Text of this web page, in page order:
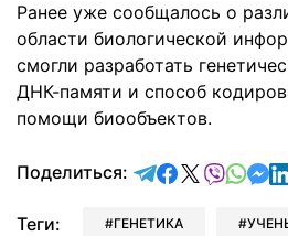
Ранее уже сообщалось о
области биологической
смогли разработать
ДНК-памяти и способ
помощи биообъектов.
Поделиться: отправить в
поделиться
Теги: ГЕНЕТИКА